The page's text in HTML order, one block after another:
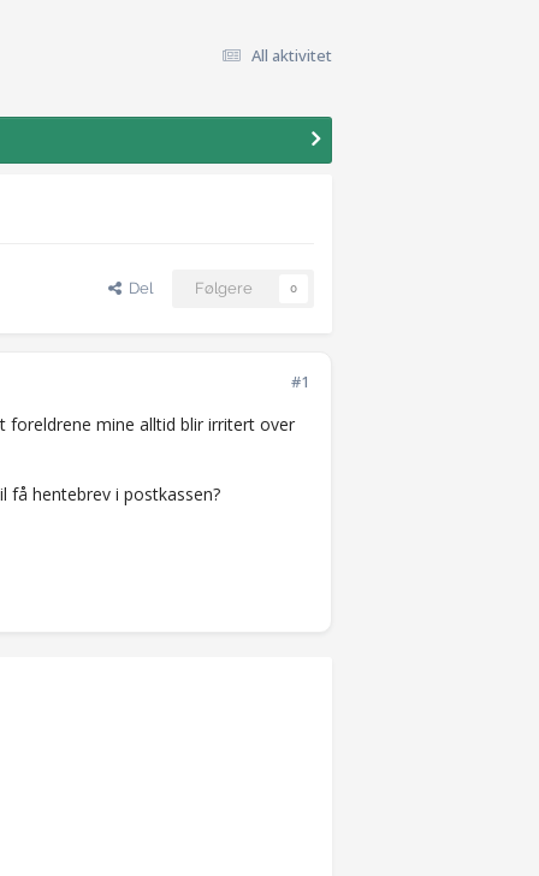
All aktivitet
Del Følgere 0
#1
foreldrene mine alltid blir irritert over
få hentebrev i postkassen?